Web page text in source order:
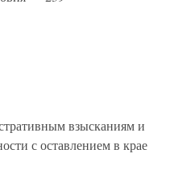
взысканиям и
с оставлением в крае